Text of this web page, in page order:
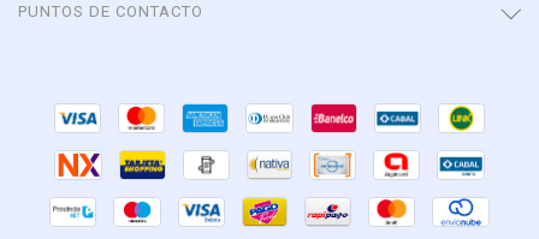
PUNTOS DE CONTACTO